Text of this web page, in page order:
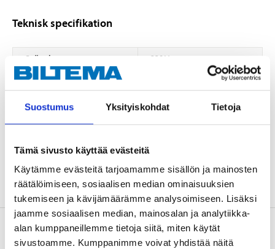
Suostumus Yksityiskohdat Tietoja
Tämä sivusto käyttää evästeitä
Käytämme evästeitä tarjoamamme sisällön ja mainosten
räätälöimiseen, sosiaalisen median ominaisuuksien
tukemiseen ja kävijämäärämme analysoimiseen. Lisäksi
jaamme sosiaalisen median, mainosalan ja analytiikka-
alan kumppaneillemme tietoja siitä, miten käytät
sivustoamme. Kumppanimme voivat yhdistää näitä
Teknisk specifikation
Spänning
230 V~
Ström
Säkerhetsinformation och övriga dokument